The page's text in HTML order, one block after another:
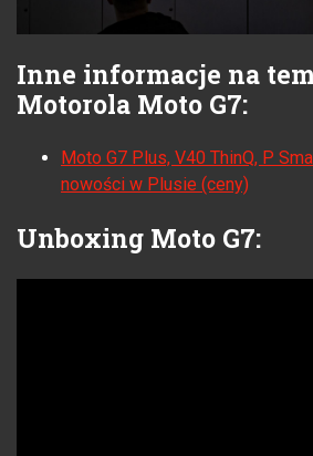
Inne informacje na
Motorola Moto G7:
Moto G7 Plus, V40 ThinQ, P
nowości w Plusie (ceny)
Unboxing Moto G7: